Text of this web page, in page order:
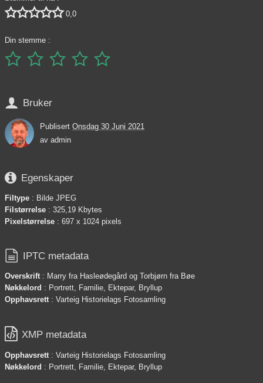
 0,0
Din stemme :
    
 Bruker
Publisert Onsdag 30 Juni 2021
av admin
 Egenskaper
Filtype : Bilde JPEG
Filstørrelse : 325,19 Kbytes
Pixelstørrelse : 697 x 1024 pixels
 IPTC metadata
Overskrift: Marry fra Hasleødegård og Torbjørn fra Bøe
Nøkkelord : Portrett, Familie, Ektepar, Bryllup
Opphavsrett: Varteig Historielags Fotosamling
 XMP metadata
Opphavsrett: Varteig Historielags Fotosamling
Nøkkelord : Portrett, Familie, Ektepar, Bryllup